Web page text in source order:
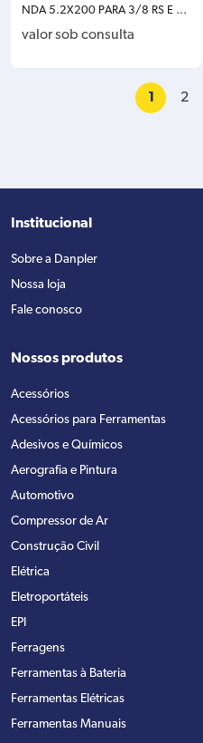
NDA 5.2X200 PARA 3/8 RS E R
M 1.6MM 5605-771-5206
valor sob consulta
1 2
Institucional
Sobre a Danpler
Nossa loja
Fale conosco
Nossos produtos
Acessórios
Acessórios para Ferramentas
Adesivos e Químicos
Aerografia e Pintura
Automotivo
Compressor de Ar
Construção Civil
Elétrica
Eletroportáteis
EPI
Ferragens
Ferramentas à Bateria
Ferramentas Elétricas
Ferramentas Manuais